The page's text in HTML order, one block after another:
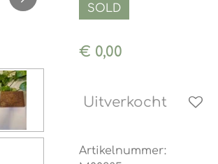
SOLD
€ 0,00
Uitverkocht
Artikelnummer: